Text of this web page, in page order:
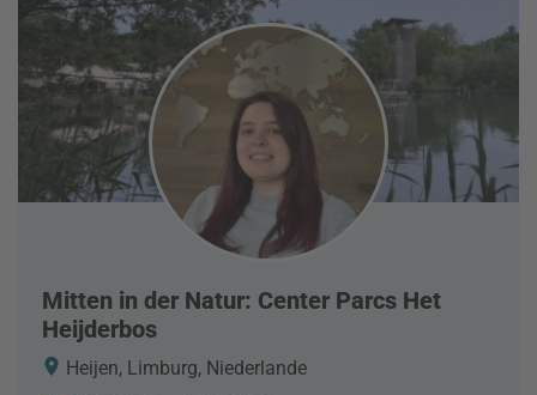
Mitten in der Natur: Center Parcs Het
Heijderbos
Heijen, Limburg, Niederlande